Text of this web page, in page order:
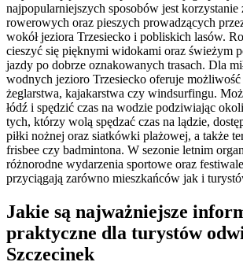
najpopularniejszych sposobów jest
rowerowych oraz pieszych prowadzących
wokół jeziora Trzesiecko i pobliskich lasów.
cieszyć się pięknymi widokami oraz świeżym
jazdy po dobrze oznakowanych trasach. Dla
wodnych jezioro Trzesiecko oferuje
żeglarstwa, kajakarstwa czy windsurfingu.
łódź i spędzić czas na wodzie podziwiając
tych, którzy wolą spędzać czas na lądzie,
piłki nożnej oraz siatkówki plażowej, a także
frisbee czy badmintona. W sezonie letnim
różnorodne wydarzenia sportowe oraz
przyciągają zarówno mieszkańców jak i
Jakie są najważniejsze
praktyczne dla turystów
Szczecinek